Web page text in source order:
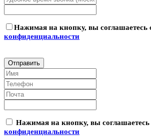
Нажимая на кнопку, вы соглашаетесь
конфиденциальности
Нажимая на кнопку, вы соглашаетесь
конфиденциальности